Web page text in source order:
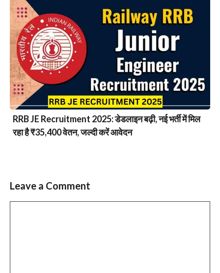
RRB JE Recruitment 2025: डेडलाइन बढ़ी, नई भर्ती में मिल
रहा है ₹35,400 वेतन, जल्दी करें आवेदन
Leave a Comment